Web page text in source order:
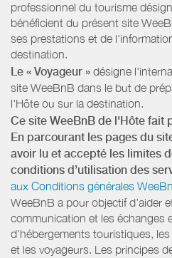
professionnel du tourisme
bénéficient du présent site
ses prestations et de
destination.
Le « Voyageur » désigne
site WeeBnB dans le but de
l'Hôte ou sur la destination.
Ce site WeeBnB de l'Hôte fait
En parcourant les pages du
avoir lu et accepté les limites
conditions d’utilisation des
aux Conditions générales
WeeBnB a pour objectif d’aider
communication et les échanges
d'hébergements touristiques,
et les voyageurs. Les principes